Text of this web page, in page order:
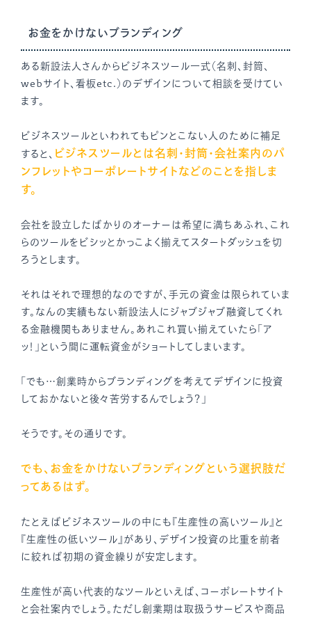
お金をかけないブランディング
ある新設法人さんからビジネスツール一式（名刺、封筒、
webサイト、看板etc.）のデザインについて相談を受けてい
ます。
ビジネスツールといわれてもピンとこない人のために補足
すると、
ビジネスツールとは名刺・封筒・会社案内のパ
ンフレットやコーポレートサイトなどのことを指しま
す。
会社を設立したばかりのオーナーは希望に満ちあふれ、これ
らのツールをビシッとかっこよく揃えてスタートダッシュを切
ろうとします。
それはそれで理想的なのですが、手元の資金は限られていま
す。なんの実績もない新設法人にジャブジャブ融資してくれ
る金融機関もありません。あれこれ買い揃えていたら「ア
ッ！」という間に運転資金がショートしてしまいます。
「でも…創業時からブランディングを考えてデザインに投資
しておかないと後々苦労するんでしょう？」
そうです。その通りです。
でも、お金をかけないブランディングという選択肢だ
ってあるはず。
たとえばビジネスツールの中にも『生産性の高いツール』と
『生産性の低いツール』があり、デザイン投資の比重を前者
に絞れば初期の資金繰りが安定します。
生産性が高い代表的なツールといえば、コーポレートサイト
と会社案内でしょう。ただし創業期は取扱うサービスや商品